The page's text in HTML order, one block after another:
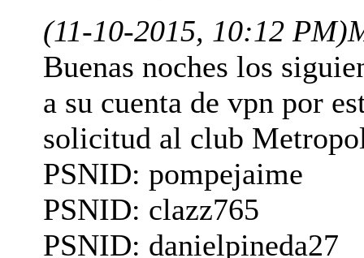
(11-10-2015, 10:12 PM)
Buenas noches los
a su cuenta de vpn por
solicitud al club
PSNID: pompejaime
PSNID: clazz765
PSNID: danielpineda27